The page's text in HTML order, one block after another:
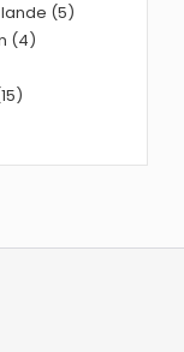
(5)
(4)